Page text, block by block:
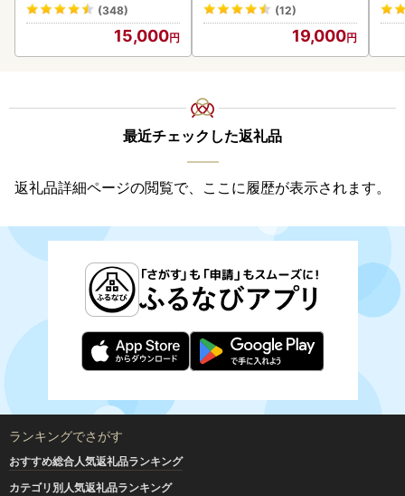
(348)
15,000
(12)
19,000
最近チェックした返礼品
返礼品詳細ページの閲覧で、ここに履歴が表示されます。
ランキングでさがす
おすすめ総合人気返礼品ランキング
カテゴリ別人気返礼品ランキング